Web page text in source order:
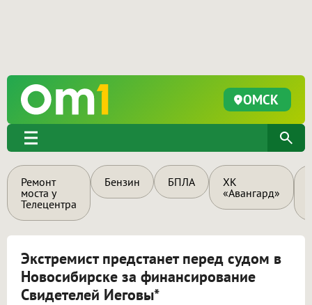
ОМСК
Ремонт
моста у
Телецентра
Бензин БПЛА
ХК
«Авангард»
Экстремист предстанет перед судом в
Новосибирске за финансирование
Свидетелей Иеговы*